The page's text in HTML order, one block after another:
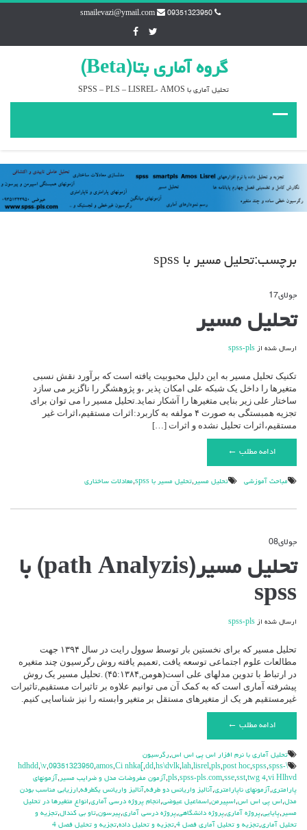
09351323950
smailevazi@ymail.com
گروه آماري بتا(Beta)
تحليل آماري با SPSS – PLS – LISREL- AMOS
برچسب:تحلیل مسیر با spss
جولای17
تحلیل
تحلیل مسیر
ارسال شده از spss-pls
تکنیک تحلیل مسیر به این دلیل محبوبیت یافته است که برآورد نقش نسبی
متغیرها را داخل یک شبکه علی امکان پذیر ،و پژوهشگر را ناگزیر می سازد
ساختار علی زیر بنایی متغیرها را آشکار نماید.تحلیل مسیر را می توان برای
تجزیه همبستگی به صورت ۴ مولفه به کاربرد:اثرات مستقیم،اثرات غیر
مستقیم،اثرات تحلیل نشده و اثرات […]
ادامه مطلب ←
مباحث آموزشي تحلیل مسیر ,تحلیل مسیر با spss ,معادلات ساختاری
جولای08
تحلیل
تحلیل مسیر(path Analyzis) با
spss
ارسال شده از spss-pls
تحلیل مسیر که برای نخستین بار توسط سوول رایت در سال ۱۳۹۴ جهت
مطالعات علوم اجتماعی توسعه یافت ,تعمیم یافته روش رگرسیون چند متغیره
در ارتباط با تدوین مدلهای علی است(هومن,۴۵:۱۳۸۴) .تحلیل مسیر یک روش
پیشرفته آماری است که به کمک آن می توانیم علاوه بر تاثیرات مستقیم,تاثیرات
غیرمستقیم هر یک از متغیرهای مستقل بر متغیر وابسته را نیز شناسایی کنیم.
ادامه مطلب ←
تحليل آماري با نرم افزار اس پي اس اس,رگرسیون
\hdhdd
,\v,09351323950,amos,Ci nhka[ ,dd,hs\dvlk,lah,lisrel,pls,post hoc,spss,spss-
pls,spss-pls.com,sse,sst,twg 4,vi Hlhvd
,آزمون مفروضات مدل و ضرایب مسیر ,آزمونهای
پارامتری,آزمونهای ناپارامتری,آنالیز واریانس دو طرفه,آنالیز واریانس یکطرفه,ارزیابی مناسب بودن
مدل,اس پی اس اس,اسپیرمن,اسماعیل عیوضی,انجام پروژه درسی آماری,انواع متغیرها در تحلیل
مسیر ,پایایی,پروژه آماری,پروژه دانشگاهی,پروژه درسی آماری,پیرسون,تاو بی کندال,تجزیه و
تحلیل آماری,تجزیه و تحلیل آماری فصل 4 ,تجزیه و تحلیل داده,
تجزیه و تحلیل فصل 4